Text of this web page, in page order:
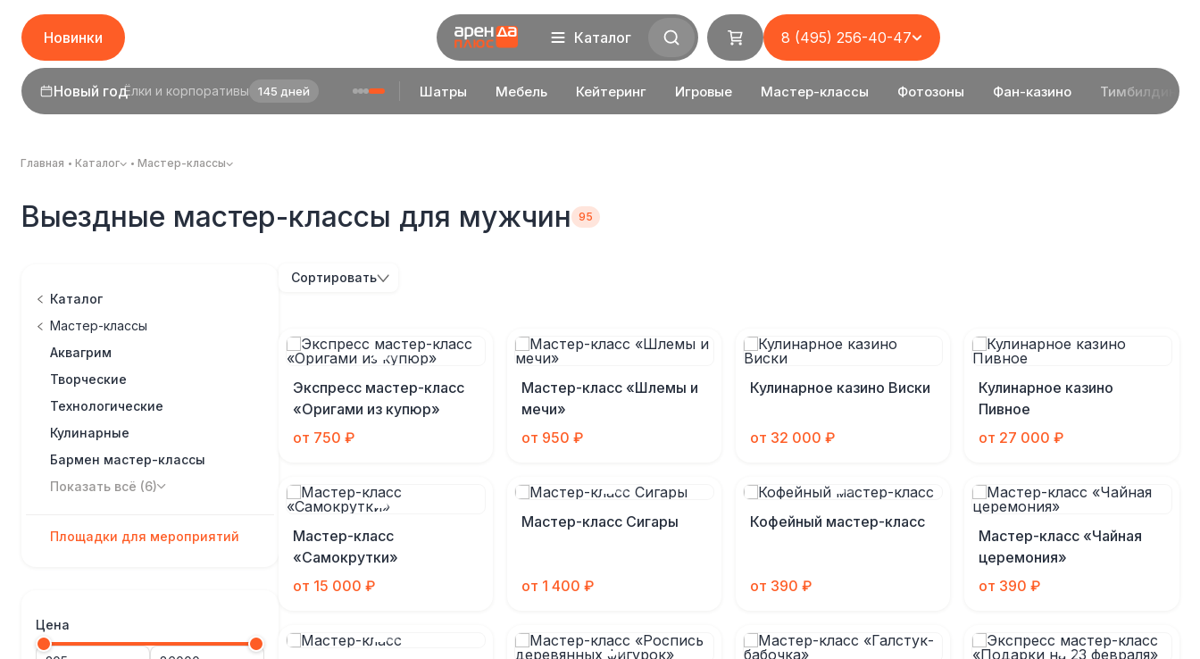
Новинки
Новый годЁлки и корпоративы 145 дней Шатры Мебель Кейтеринг Игровые Мастер-классы Фотозоны Фан-казино Тимбилдинг
Каталог 8 (495) 256-40-47
Главная Каталог Мастер-классы
Выездные мастер-классы для мужчин
Каталог
Мастер-классы
Аквагрим
Творческие
Технологические
Кулинарные
Бармен мастер-классы
Показать всё (6)
Площадки для мероприятий
Цена
Сортировать
Экспресс мастер-класс
«Оригами из купюр»
от 750 ₽
Мастер-класс «Шлемы и
мечи»
от 950 ₽
Кулинарное казино Виски
от 32 000 ₽
Кулинарное казино
Пивное
от 27 000 ₽
Мастер-класс
«Самокрутки»
от 15 000 ₽
Мастер-класс Сигары
от 1 400 ₽
Кофейный мастер-класс
от 390 ₽
Мастер-класс «Чайная
церемония»
от 390 ₽